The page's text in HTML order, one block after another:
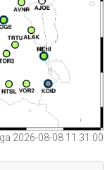
2026-08-08 11:31:00